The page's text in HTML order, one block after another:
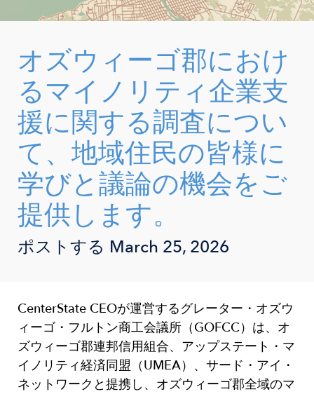
オズウィーゴ郡におけ
るマイノリティ企業支
援に関する調査につい
て、地域住民の皆様に
学びと議論の機会をご
提供します。
ポストする March 25, 2026
CenterState CEOが運営するグレーター・オズウ
ィーゴ・フルトン商工会議所（GOFCC）は、オ
ズウィーゴ郡連邦信用組合、アップステート・マ
イノリティ経済同盟（UMEA）、サード・アイ・
ネットワークと提携し、オズウィーゴ郡全域のマ